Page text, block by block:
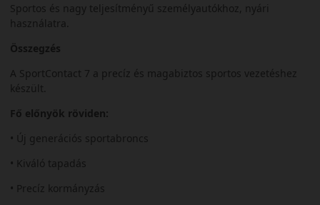
Sportos és nagy teljesítményű személyautókhoz, nyári
használatra.
Összegzés
A SportContact 7 a precíz és magabiztos sportos vezetéshez
készült.
Fő előnyök röviden:
• Új generációs sportabroncs
• Kiváló tapadás
• Precíz kormányzás